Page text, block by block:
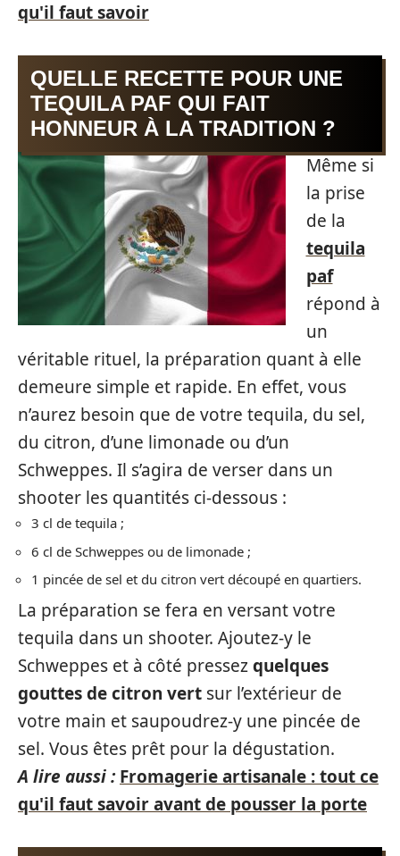
qu'il faut savoir
QUELLE RECETTE POUR UNE
TEQUILA PAF QUI FAIT
HONNEUR À LA TRADITION ?
Même si
la prise
de la
tequila
paf
répond à
un
véritable rituel, la préparation quant à elle
demeure simple et rapide. En effet, vous
n’aurez besoin que de votre tequila, du sel,
du citron, d’une limonade ou d’un
Schweppes. Il s’agira de verser dans un
shooter les quantités ci-dessous :
3 cl de tequila ;
6 cl de Schweppes ou de limonade ;
1 pincée de sel et du citron vert découpé en quartiers.
La préparation se fera en versant votre
tequila dans un shooter. Ajoutez-y le
Schweppes et à côté pressezquelques
gouttes de citron vert sur l’extérieur de
votre main et saupoudrez-y une pincée de
sel. Vous êtes prêt pour la dégustation.
A lire aussi : Fromagerie artisanale : tout ce
qu'il faut savoir avant de pousser la porte